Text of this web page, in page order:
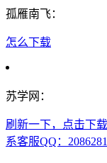
孤雁南飞：
怎么下载
苏学网：
刷新一下，点击下
系客服QQ：